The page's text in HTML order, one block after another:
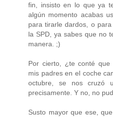
fin, insisto en lo que ya
algún momento acabas
para tirarle dardos, o
la SPD, ya sabes que no
manera. ;)
Por cierto, ¿te conté que
mis padres en el coche
octubre, se nos cruzó
precisamente. Y no, no
Susto mayor que ese,